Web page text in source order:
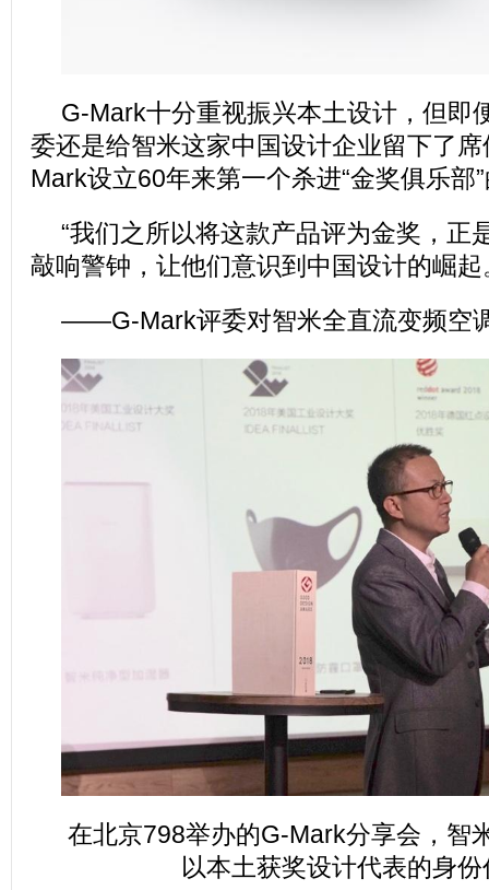
G-Mark十分重视振兴本土设计，但即
委还是给智米这家中国设计企业留下了
Mark设立60年来第一个杀进“金奖俱乐部
“我们之所以将这款产品评为金奖，正
敲响警钟，让他们意识到中国设计的崛起
——G-Mark评委对智米全直流变频空
在北京798举办的G-Mark分享会，智
以本土获奖设计代表的身